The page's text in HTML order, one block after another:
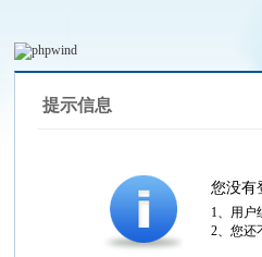
提示信息
您没有
1、用户
2、您还